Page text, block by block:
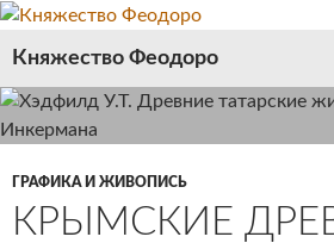
Перейти
Княжество Феодоро
ГРАФИКА И ЖИВОПИСЬ
КРЫМСКИЕ